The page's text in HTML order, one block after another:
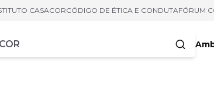
CASACORCÓDIGO DE ÉTICA E CONDUTAFÓRUM